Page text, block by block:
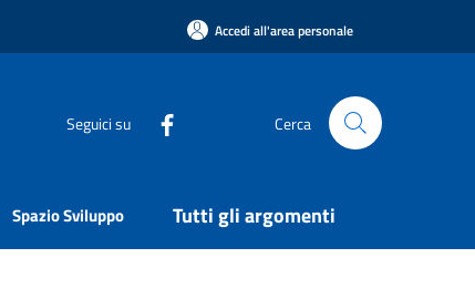
Accedi all'area personale
Seguici su Cerca
Spazio Sviluppo Tutti gli argomenti